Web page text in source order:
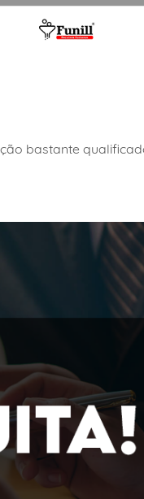
bastante